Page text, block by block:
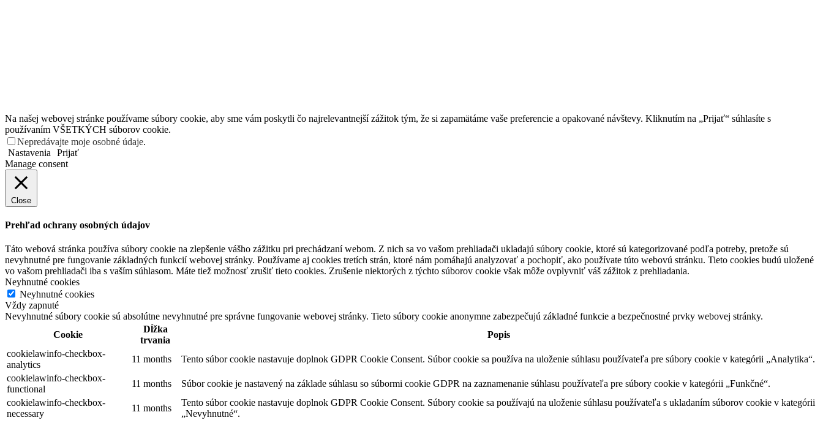
Na našej webovej stránke používame súbory cookie, aby sme vám poskytli čo najrelevantnejší zážitok tým, že si zapamätáme vaše preferencie a opakované návštevy. Kliknutím na „Prijať“ súhlasíte s
používaním VŠETKÝCH súborov cookie.
Nepredávajte moje osobné údaje.
Nastavenia
Prijať
Manage consent
Close
Prehľad ochrany osobných údajov
Táto webová stránka používa súbory cookie na zlepšenie vášho zážitku pri prechádzaní webom. Z nich sa vo vašom prehliadači ukladajú súbory cookie, ktoré sú kategorizované podľa potreby, pretože sú
nevyhnutné pre fungovanie základných funkcií webovej stránky. Používame aj cookies tretích strán, ktoré nám pomáhajú analyzovať a pochopiť, ako používate túto webovú stránku. Tieto cookies budú uložené
vo vašom prehliadači iba s vaším súhlasom. Máte tiež možnosť zrušiť tieto cookies. Zrušenie niektorých z týchto súborov cookie však môže ovplyvniť váš zážitok z prehliadania.
Neyhnutné cookies
Neyhnutné cookies
Vždy zapnuté
Nevyhnutné súbory cookie sú absolútne nevyhnutné pre správne fungovanie webovej stránky. Tieto súbory cookie anonymne zabezpečujú základné funkcie a bezpečnostné prvky webovej stránky.
Cookie
Dĺžka
trvania
Popis
cookielawinfo-checkbox-
analytics
11 months
Tento súbor cookie nastavuje doplnok GDPR Cookie Consent. Súbor cookie sa používa na uloženie súhlasu používateľa pre súbory cookie v kategórii „Analytika“.
cookielawinfo-checkbox-
functional
11 months
Súbor cookie je nastavený na základe súhlasu so súbormi cookie GDPR na zaznamenanie súhlasu používateľa pre súbory cookie v kategórii „Funkčné“.
cookielawinfo-checkbox-
necessary
11 months
Tento súbor cookie nastavuje doplnok GDPR Cookie Consent. Súbory cookie sa používajú na uloženie súhlasu používateľa s ukladaním súborov cookie v kategórii
„Nevyhnutné“.